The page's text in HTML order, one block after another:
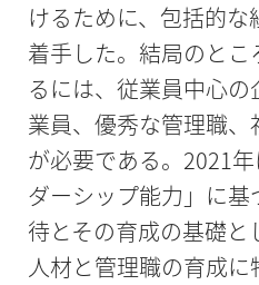
けるために、包括的
着手した。結局のと
るには、従業員中心
業員、優秀な管理職
が必要である。2021
ダーシップ能力」に
待とその育成の基礎と
人材と管理職の育成